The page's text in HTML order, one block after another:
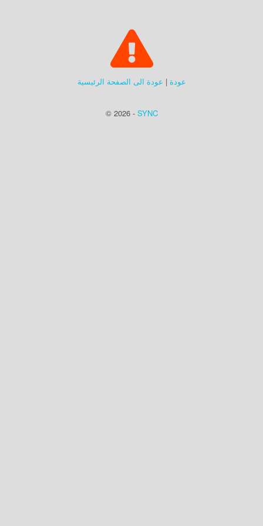
عودة | عودة الى الصفحة الرئيسية
© 2026 - SYNC